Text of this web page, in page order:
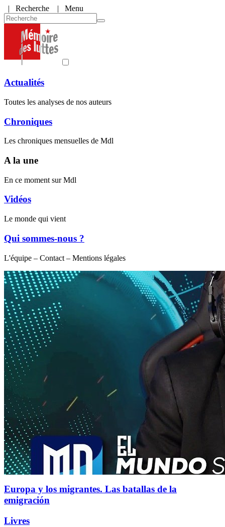
| Recherche | Menu
Actualités
Toutes les analyses de nos auteurs
Chroniques
Les chroniques mensuelles de Mdl
A la une
En ce moment sur Mdl
Vidéos
Le monde qui vient
Qui sommes-nous ?
L'équipe – Contact – Mentions légales
Europa y los migrantes. Las batallas de la
emigración
Livres